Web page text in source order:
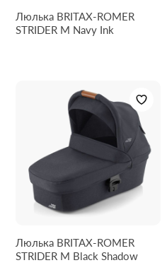
Люлька BRITAX-ROMER
STRIDER M Navy Ink
Люлька BRITAX-ROMER
STRIDER M Black Shadow